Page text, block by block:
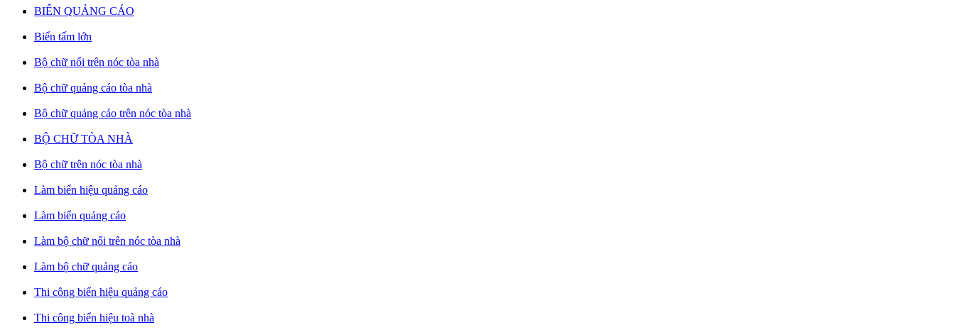
BIỂN QUẢNG CÁO
Biển tấm lớn
Bộ chữ nổi trên nóc tòa nhà
Bộ chữ quảng cáo tòa nhà
Bộ chữ quảng cáo trên nóc tòa nhà
BỘ CHỮ TÒA NHÀ
Bộ chữ trên nóc tòa nhà
Làm biển hiệu quảng cáo
Làm biển quảng cáo
Làm bộ chữ nổi trên nóc tòa nhà
Làm bộ chữ quảng cáo
Thi công biển hiệu quảng cáo
Thi công biển hiệu toà nhà